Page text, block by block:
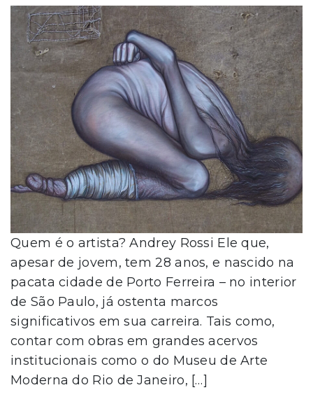
Quem é o artista? Andrey Rossi Ele que,
apesar de jovem, tem 28 anos, e nascido na
pacata cidade de Porto Ferreira – no interior
de São Paulo, já ostenta marcos
significativos em sua carreira. Tais como,
contar com obras em grandes acervos
institucionais como o do Museu de Arte
Moderna do Rio de Janeiro, […]